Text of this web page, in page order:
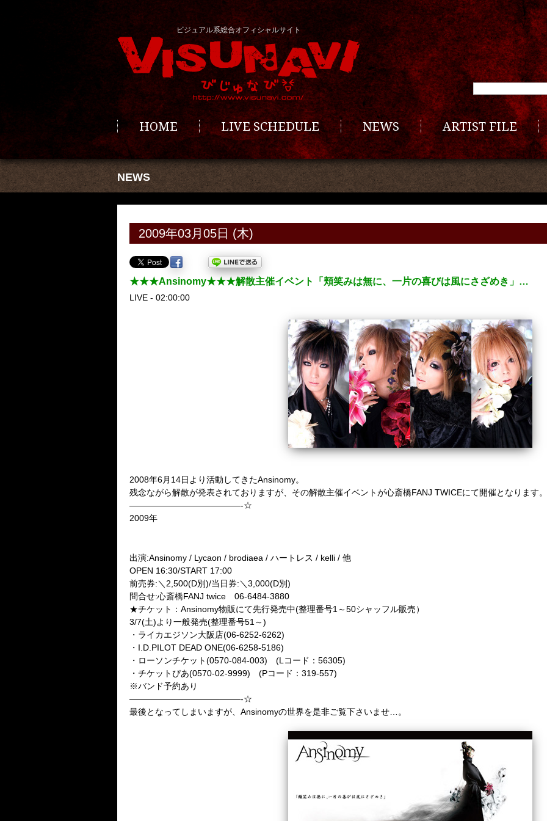
ビジュアル系総合オフィシャルサイト
HOME LIVE SCHEDULE NEWS ARTIST FILE
NEWS
2009年03月05日 (木)
★★★Ansinomy★★★解散主催イベント「頬笑みは無に、一片の喜びは風にさざめき」…
LIVE - 02:00:00
2008年6月14日より活動してきたAnsinomy。
残念ながら解散が発表されておりますが、その解散主催イベントが心斎橋FANJ TWICEにて開催となります。
—————————————-☆
2009年
出演:Ansinomy / Lycaon / brodiaea / ハートレス / kelli / 他
OPEN 16:30/START 17:00
前売券:＼2,500(D別)/当日券:＼3,000(D別)
問合せ:心斎橋FANJ twice 06-6484-3880
★チケット：Ansinomy物販にて先行発売中(整理番号1～50シャッフル販売）
3/7(土)より一般発売(整理番号51～)
・ライカエジソン大阪店(06-6252-6262)
・I.D.PILOT DEAD ONE(06-6258-5186)
・ローソンチケット(0570-084-003) (Lコード：56305)
・チケットぴあ(0570-02-9999) (Pコード：319-557)
※バンド予約あり
—————————————-☆
最後となってしまいますが、Ansinomyの世界を是非ご覧下さいませ…。